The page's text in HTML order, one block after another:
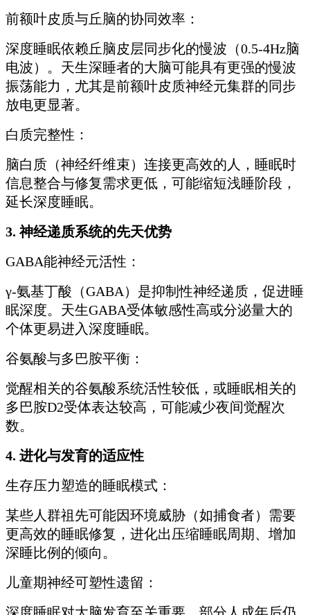
前额叶皮质与丘脑的协同效率：
深度睡眠依赖丘脑皮层同步化的慢波（0.5-4Hz脑
电波）。天生深睡者的大脑可能具有更强的慢波
振荡能力，尤其是前额叶皮质神经元集群的同步
放电更显著。
白质完整性：
脑白质（神经纤维束）连接更高效的人，睡眠时
信息整合与修复需求更低，可能缩短浅睡阶段，
延长深度睡眠。
3. 神经递质系统的先天优势
GABA能神经元活性：
γ-氨基丁酸（GABA）是抑制性神经递质，促进睡
眠深度。天生GABA受体敏感性高或分泌量大的
个体更易进入深度睡眠。
谷氨酸与多巴胺平衡：
觉醒相关的谷氨酸系统活性较低，或睡眠相关的
多巴胺D2受体表达较高，可能减少夜间觉醒次
数。
4. 进化与发育的适应性
生存压力塑造的睡眠模式：
某些人群祖先可能因环境威胁（如捕食者）需要
更高效的睡眠修复，进化出压缩睡眠周期、增加
深睡比例的倾向。
儿童期神经可塑性遗留：